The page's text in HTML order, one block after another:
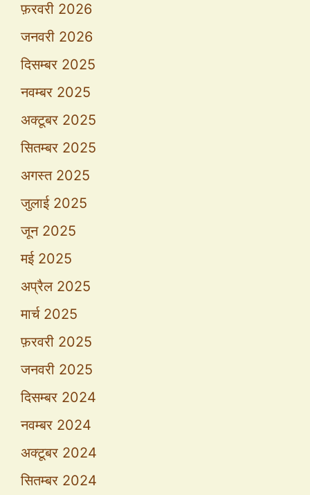
फ़रवरी 2026
जनवरी 2026
दिसम्बर 2025
नवम्बर 2025
अक्टूबर 2025
सितम्बर 2025
अगस्त 2025
जुलाई 2025
जून 2025
मई 2025
अप्रैल 2025
मार्च 2025
फ़रवरी 2025
जनवरी 2025
दिसम्बर 2024
नवम्बर 2024
अक्टूबर 2024
सितम्बर 2024